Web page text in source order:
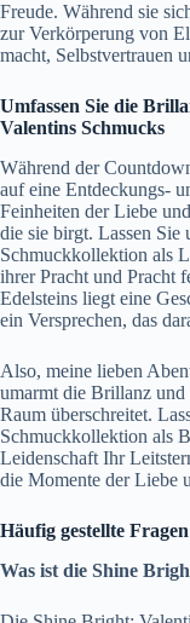
Freude. Während sie
zur Verkörperung von
macht, Selbstvertrauen
Umfassen Sie die
Valentins Schmucks
Während der
auf eine Entdeckungs-
Feinheiten der Liebe
die sie birgt. Lassen Sie
Schmuckkollektion als
ihrer Pracht und Pracht
Edelsteins liegt eine
ein Versprechen, das
Also, meine lieben
umarmt die Brillanz und
Raum überschreitet.
Schmuckkollektion als
Leidenschaft Ihr
die Momente der Liebe
Häufig gestellte
Was ist die Shine